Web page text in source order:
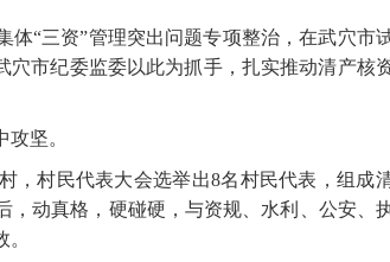
“三资”管理突出问题专项整治，在武穴市
市纪委监委以此为抓手，扎实推动清产核资
坚。
村民代表大会选举出8名村民代表，组成
，动真格，硬碰硬，与资规、水利、公安、